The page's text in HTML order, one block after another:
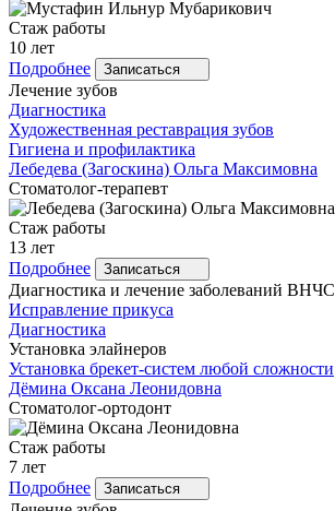
Стаж работы
10 лет
Подробнее
Записаться
Лечение зубов
Диагностика
Художественная реставрация зубов
Гигиена и профилактика
Лебедева (Загоскина) Ольга Максимовна
Стоматолог-терапевт
Стаж работы
13 лет
Подробнее
Записаться
Диагностика и лечение заболеваний ВНЧС
Исправление прикуса
Диагностика
Установка элайнеров
Установка брекет-систем любой сложности
Дёмина Оксана Леонидовна
Стоматолог-ортодонт
Стаж работы
7 лет
Подробнее
Записаться